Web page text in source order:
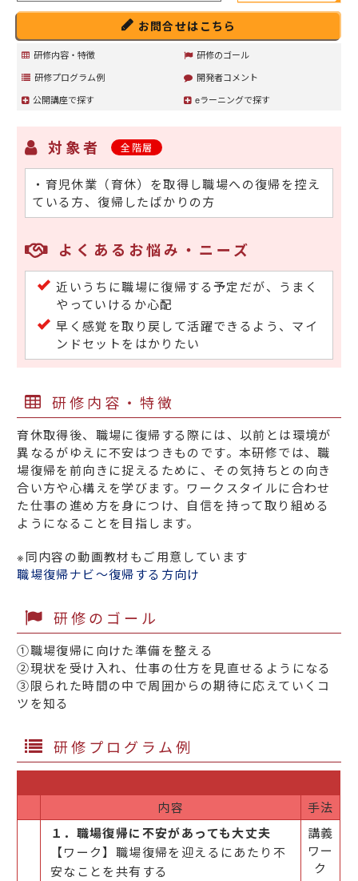
お問合せはこちら
研修内容・特徴
研修のゴール
研修プログラム例
開発者コメント
公開講座で探す
eラーニングで探す
対象者 全階層
・育児休業（育休）を取得し職場への復帰を控え
ている方、復帰したばかりの方
よくあるお悩み・ニーズ
近いうちに職場に復帰する予定だが、うまく
やっていけるか心配
早く感覚を取り戻して活躍できるよう、マイ
ンドセットをはかりたい
研修内容・特徴
育休取得後、職場に復帰する際には、以前とは環境が
異なるがゆえに不安はつきものです。本研修では、職
場復帰を前向きに捉えるために、その気持ちとの向き
合い方や心構えを学びます。ワークスタイルに合わせ
た仕事の進め方を身につけ、自信を持って取り組める
ようになることを目指します。
※同内容の動画教材もご用意しています
職場復帰ナビ～復帰する方向け
研修のゴール
①職場復帰に向けた準備を整える
②現状を受け入れ、仕事の仕方を見直せるようになる
③限られた時間の中で周囲からの期待に応えていくコ
ツを知る
研修プログラム例
内容 手法
１．職場復帰に不安があっても大丈夫
【ワーク】職場復帰を迎えるにあたり不
安なことを共有する
講義
ワー
ク